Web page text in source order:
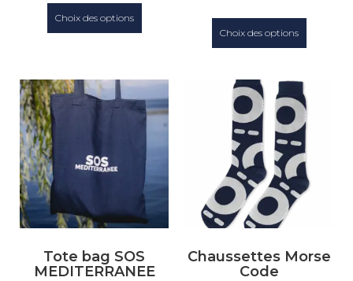
Choix des options
Choix des options
Tote bag SOS
MEDITERRANEE
Chaussettes Morse
Code